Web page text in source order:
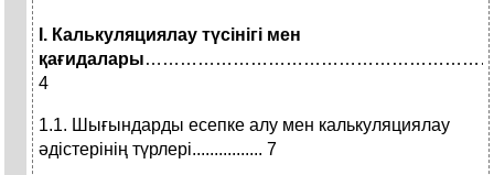
I. Калькуляциялау түсінігі мен
қағидалары
4
1.1. Шығындарды есепке алу мен калькуляциялау
әдістерінің түрлері................ 7